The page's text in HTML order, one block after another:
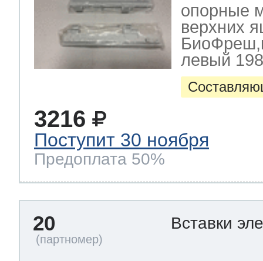
опорные
верхних
левый
3216
Поступит 30 ноября
Предоплата 50%
20 Вставки